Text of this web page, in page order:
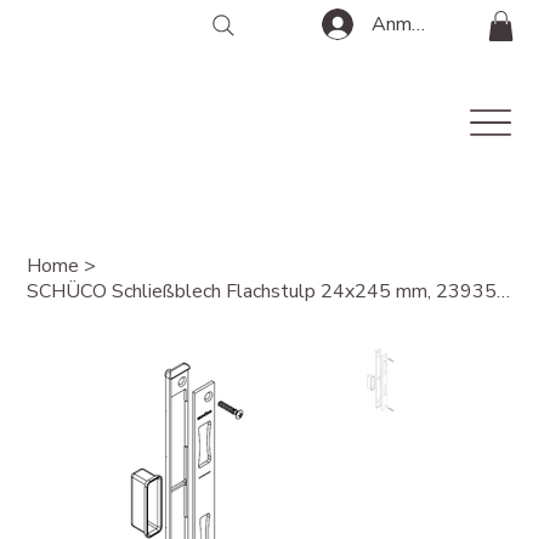
Anmelden
Home >
SCHÜCO Schließblech Flachstulp 24x245 mm, 239355, L/R